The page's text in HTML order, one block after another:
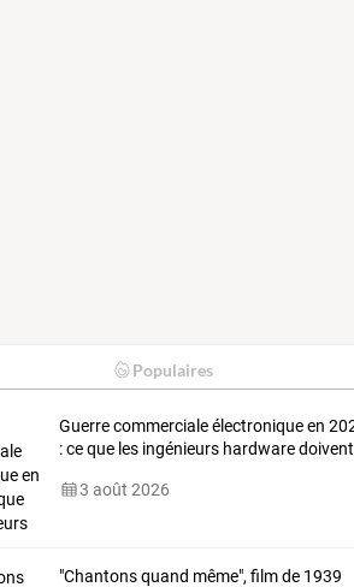
Populaires
Guerre commerciale électronique en
: ce que les ingénieurs hardware doivent
3 août 2026
"Chantonsquand même", filmde 1939